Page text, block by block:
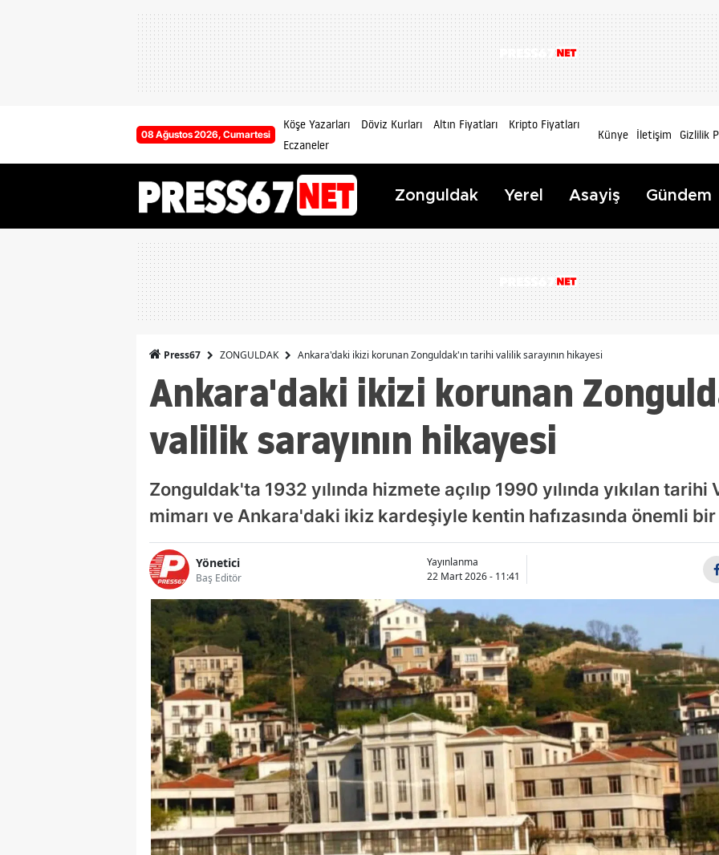
08 Ağustos 2026, Cumartesi
Köşe Yazarları Döviz Kurları Altın Fiyatları
Kripto Fiyatları
Eczaneler
Künye İletişim Gizlilik
Zonguldak Yerel Asayiş Gündem
Press67 ZONGULDAK Ankara'daki ikizi korunan Zonguldak'ın tarihi valilik sarayının hikayesi
Ankara'daki ikizi korunan
valilik sarayının hikayesi
Zonguldak'ta 1932 yılında hizmete açılıp 1990 yılında yıkılan
mimarı ve Ankara'daki ikiz kardeşiyle kentin hafızasında önemli
Yönetici
Baş Editör
Yayınlanma
22 Mart 2026 - 11:41